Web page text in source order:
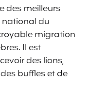
des meilleurs
national du
migration
Il est
des lions,
buffles et de